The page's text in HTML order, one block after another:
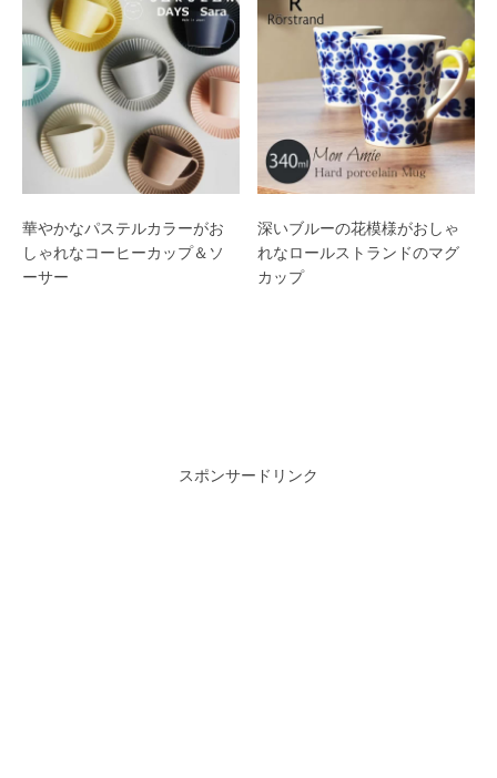
華やかなパステルカラーがお
しゃれなコーヒーカップ＆ソ
ーサー
深いブルーの花模様がおしゃ
れなロールストランドのマグ
カップ
スポンサードリンク